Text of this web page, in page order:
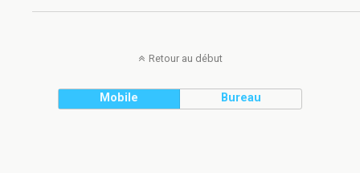
Retour au début
Mobile Bureau